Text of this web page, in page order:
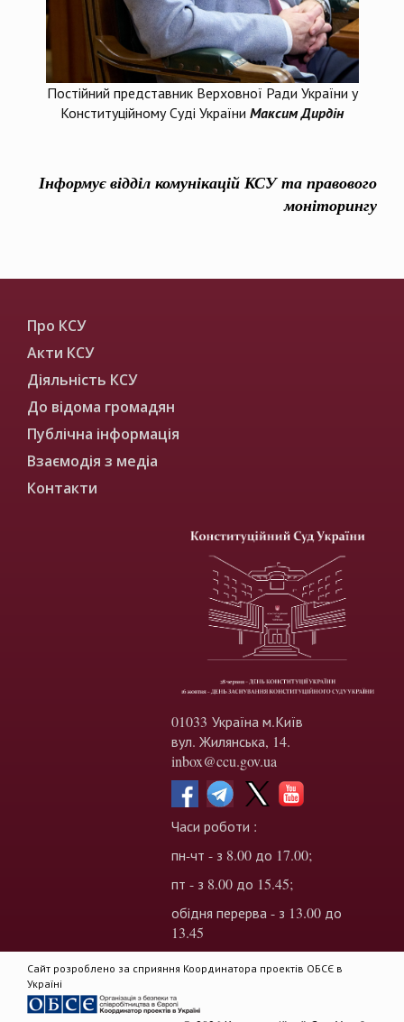
Постійний представник Верховної Ради України у
Конституційному Суді України Максим Дирдін
Інформує відділ комунікацій КСУ та правового
моніторингу
Про КСУ
Акти КСУ
Діяльність КСУ
До відома громадян
Публічна інформація
Взаємодія з медіа
Контакти
01033 Україна м.Київ
вул. Жилянська, 14.
inbox@ccu.gov.ua
Часи роботи :
пн-чт - з 8.00 до 17.00;
пт - з 8.00 до 15.45;
обідня перерва - з 13.00 до
13.45
Сайт розроблено за сприяння Координатора проектів ОБСЄ в
Україні